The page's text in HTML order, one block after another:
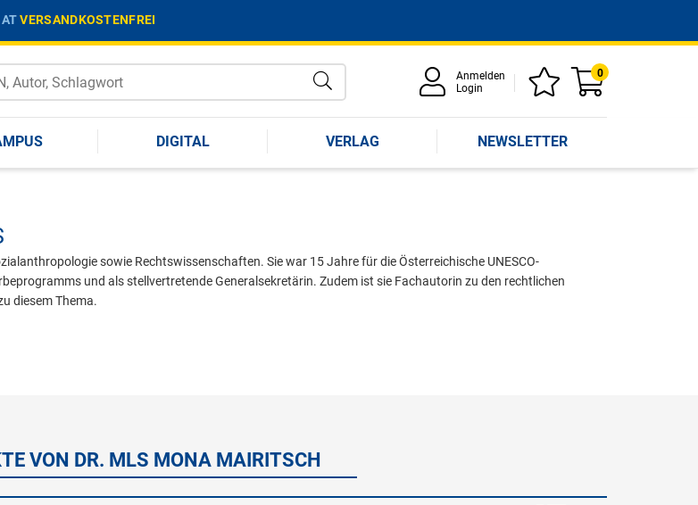
ATVERSANDKOSTENFREI
Anmelden
Login
0
DIGITAL VERLAG NEWSLETTER
sowie Rechtswissenschaften. Sie war 15 Jahre für die Österreichische UNESCO-
und als stellvertretende Generalsekretärin. Zudem ist sie Fachautorin zu den rechtlichen
diesem Thema.
VON DR. MLS MONA MAIRITSCH